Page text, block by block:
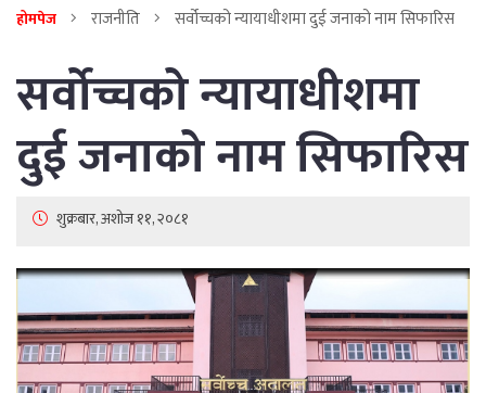
होमपेज राजनीति सर्वोच्चको न्यायाधीशमा दुई जनाको नाम सिफारिस
सर्वोच्चको न्यायाधीशमा
दुई जनाको नाम सिफारिस
शुक्रबार, अशोज ११, २०८१